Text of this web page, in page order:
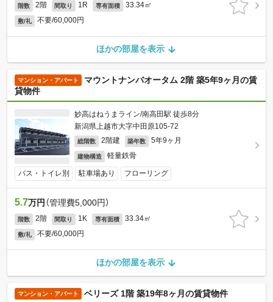
階数 2階 間取り 1R 専有面積 33.34㎡
敷/礼 不要/60,000円
ほかの部屋を表示
マンション・アパート
マウントナンバオータム 2階 築5年9ヶ月の賃
貸物件
妙高はねうまライン/南高田駅 徒歩8分
新潟県上越市大字中田原105-72
総階数 2階建 築年数 5年9ヶ月
建物構造 軽量鉄骨
バス・トイレ別 駐車場あり フローリング
5.7万円 （管理費5,000円）
階数 2階 間取り 1K 専有面積 33.34㎡
敷/礼 不要/60,000円
ほかの部屋を表示
マンション・アパート ベリーズ 1階 築19年8ヶ月の賃貸物件